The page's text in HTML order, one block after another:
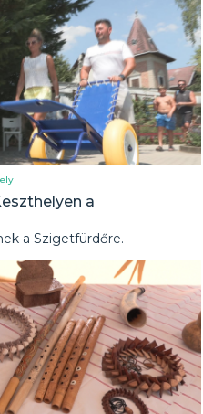
a
a Szigetfürdőre.